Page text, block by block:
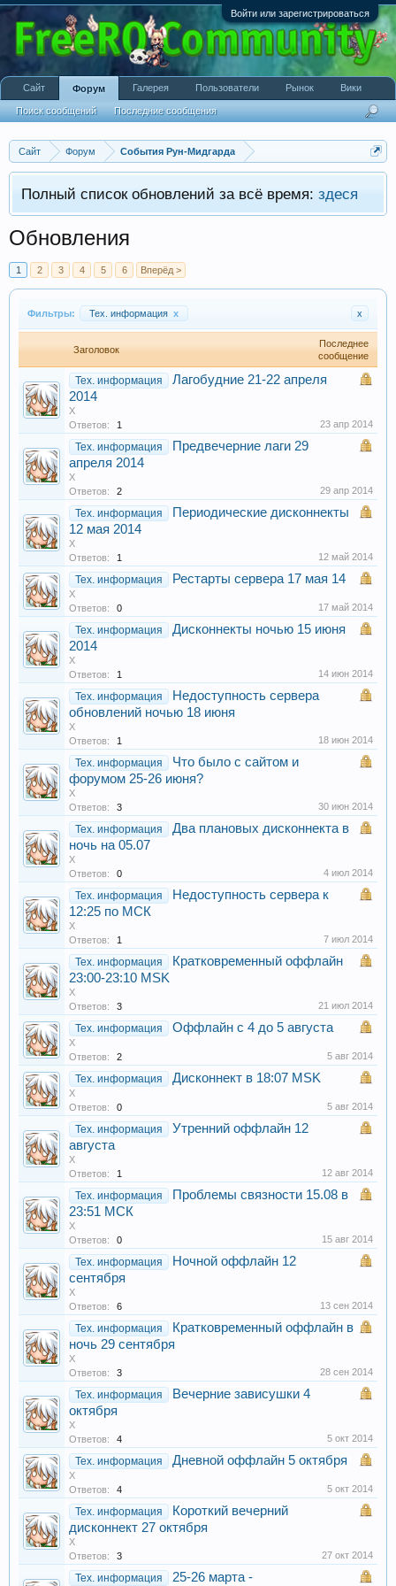
Войти или зарегистрироваться
Сайт Форум События Рун-Мидгарда
Полный список обновлений за всё время: здеся
Обновления
1 2 3 4 5 6 Вперёд >
Фильтры: Тех. информация x x
Заголовок
Последнее
сообщение
Тех. информация
Лагобудние 21-22 апреля
2014
X
Ответов:
1 23 апр 2014
Тех. информация
Предвечерние лаги 29
апреля 2014
X
Ответов:
2 29 апр 2014
Тех. информация
Периодические дисконнекты
12 мая 2014
X
Ответов:
1 12 май 2014
Тех. информация Рестарты сервера 17 мая 14
X
Ответов:
0 17 май 2014
Тех. информация
Дисконнекты ночью 15 июня
2014
X
Ответов:
1 14 июн 2014
Тех. информация
Недоступность сервера
обновлений ночью 18 июня
X
Ответов:
1 18 июн 2014
Тех. информация
Что было с сайтом и
форумом 25-26 июня?
X
Ответов:
3 30 июн 2014
Тех. информация
Два плановых дисконнекта в
ночь на 05.07
X
Ответов:
0 4 июл 2014
Тех. информация
Недоступность сервера к
12:25 по МСК
X
Ответов:
1 7 июл 2014
Тех. информация
Кратковременный оффлайн
23:00-23:10 MSK
X
Ответов:
3 21 июл 2014
Тех. информация Оффлайн с 4 до 5 августа
X
Ответов:
2 5 авг 2014
Тех. информация Дисконнект в 18:07 MSK
X
Ответов:
0 5 авг 2014
Тех. информация
Утренний оффлайн 12
августа
X
Ответов:
1 12 авг 2014
Тех. информация
Проблемы связности 15.08 в
23:51 МСК
X
Ответов:
0 15 авг 2014
Тех. информация
Ночной оффлайн 12
сентября
X
Ответов:
6 13 сен 2014
Тех. информация
Кратковременный оффлайн в
ночь 29 сентября
X
Ответов:
3 28 сен 2014
Тех. информация
Вечерние зависушки 4
октября
X
Ответов:
4 5 окт 2014
Тех. информация Дневной оффлайн 5 октября
X
Ответов:
4 5 окт 2014
Тех. информация
Короткий вечерний
дисконнект 27 октября
X
Ответов:
3 27 окт 2014
Тех. информация 25-26 марта -
Сайт Форум
Поиск сообщений Последние сообщения
Галерея Пользователи Рынок Вики